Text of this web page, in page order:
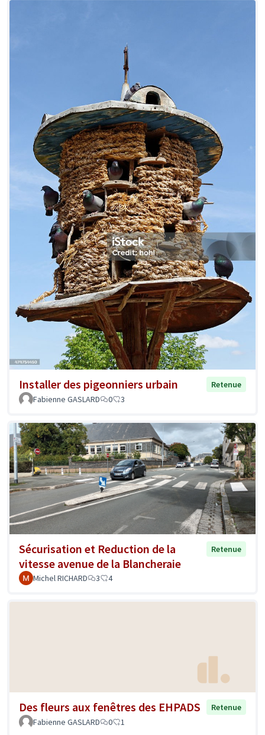
Installer des pigeonniers urbain
Retenue
Fabienne GASLARD
0 3
Sécurisation et Reduction de la
vitesse avenue de la Blancheraie
Retenue
Michel RICHARD 3 4
Des fleurs aux fenêtres des EHPADS
Retenue
Fabienne GASLARD
0 1